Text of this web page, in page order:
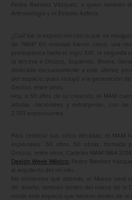
Pedro Ramírez Vázquez, a quien también
Antropología y el Estadio Azteca.
¿Cuál fue la exposición con la que se
de 1964? En realidad fueron cinco: una
prehispánica hasta el siglo XIX; la segunda
la tercera a Orozco, Siqueiros, Rivera,
dedicada exclusivamente a este último);
del espacio, pues incluyó a la generación
Gerzso, entre otros.
Hoy, a 50 años de su creación, el MAM
artistas -nacionales y extranjeros-, con
2,703 exposiciones.
Para celebrar sus cinco décadas, el MAM
especiales: 50 años, 50 obras, formada
Orozco, entre otros; Carteles MAM 1964-
Design Week México: Pedro Ramírez
al arquitecto del recinto.
No olvidemos que además, el Museo será
de diseño, también dentro del marco de la
visitar este espacio que hacerlo dentro de la